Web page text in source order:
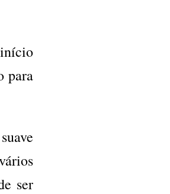
início
para
ser